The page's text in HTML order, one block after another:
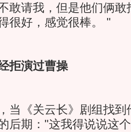
敢请我，但是他们俩敢
很好，感觉很棒。 "
拒演过曹操
《关云长》剧组找到
后期："这我得说说这